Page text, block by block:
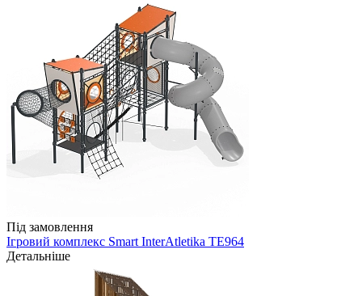
Під замовлення
Ігровий комплекс Smart InterAtletika TE964
Детальніше